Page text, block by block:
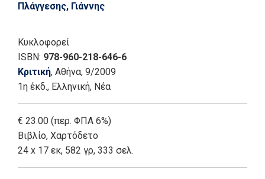
Πλάγγεσης, Γιάννης
Κυκλοφορεί
ISBN: 978-960-218-646-6
Κριτική, Αθήνα, 9/2009
1η έκδ., Ελληνική, Νέα
€ 23.00 (περ. ΦΠΑ 6%)
Βιβλίο, Χαρτόδετο
24 x 17 εκ, 582 γρ, 333 σελ.